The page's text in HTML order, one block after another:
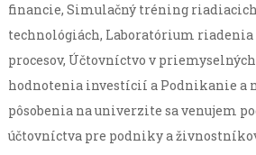
financie, Simulačný tréning
technológiách, Laboratórium
procesov, Účtovníctvo v
hodnotenia investícií a Podnikanie a
pôsobenia na univerzite sa venujem
účtovníctva pre podniky a